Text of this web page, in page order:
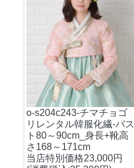
o-s204c243-チマチョゴ
リレンタル韓服化繊-バス
ト80～90cm_身長+靴高
さ168～171cm
当店特別価格23,000円